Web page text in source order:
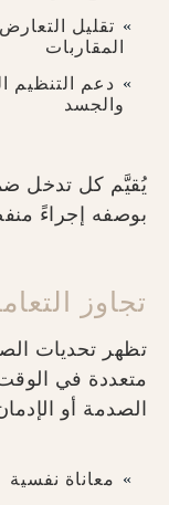
تقليل
المقاربات
دعم التنظيم
والجسد
يُقيَّم كل تدخل
بوصفه إجراءً
تجاوز
تظهر تحديات
متعددة في
الصدمة أو
معاناة نفسية